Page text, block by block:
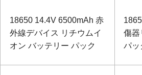
18650 14.4V 6500mAh 赤
外線デバイス リチウムイ
オン バッテリー パック
傷器
パッ